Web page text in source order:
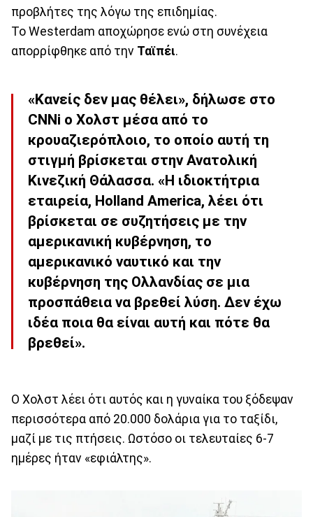
προβλήτες της λόγω της επιδημίας.
Το Westerdam αποχώρησε ενώ στη συνέχεια
απορρίφθηκε από την Ταϊπέι.
«Κανείς δεν μας θέλει», δήλωσε στο
CNNi ο Χολστ μέσα από το
κρουαζιερόπλοιο, το οποίο αυτή τη
στιγμή βρίσκεται στην Ανατολική
Κινεζική Θάλασσα. «Η ιδιοκτήτρια
εταιρεία, Holland America, λέει ότι
βρίσκεται σε συζητήσεις με την
αμερικανική κυβέρνηση, το
αμερικανικό ναυτικό και την
κυβέρνηση της Ολλανδίας σε μια
προσπάθεια να βρεθεί λύση. Δεν έχω
ιδέα ποια θα είναι αυτή και πότε θα
βρεθεί».
Ο Χολστ λέει ότι αυτός και η γυναίκα του ξόδεψαν
περισσότερα από 20.000 δολάρια για το ταξίδι,
μαζί με τις πτήσεις. Ωστόσο οι τελευταίες 6-7
ημέρες ήταν «εφιάλτης».